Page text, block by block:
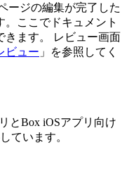
ージの編集が完了した
。ここでドキュメント
きます。 レビュー画面
ビュー 」を参照してく
とBox iOSアプリ向け
ています。